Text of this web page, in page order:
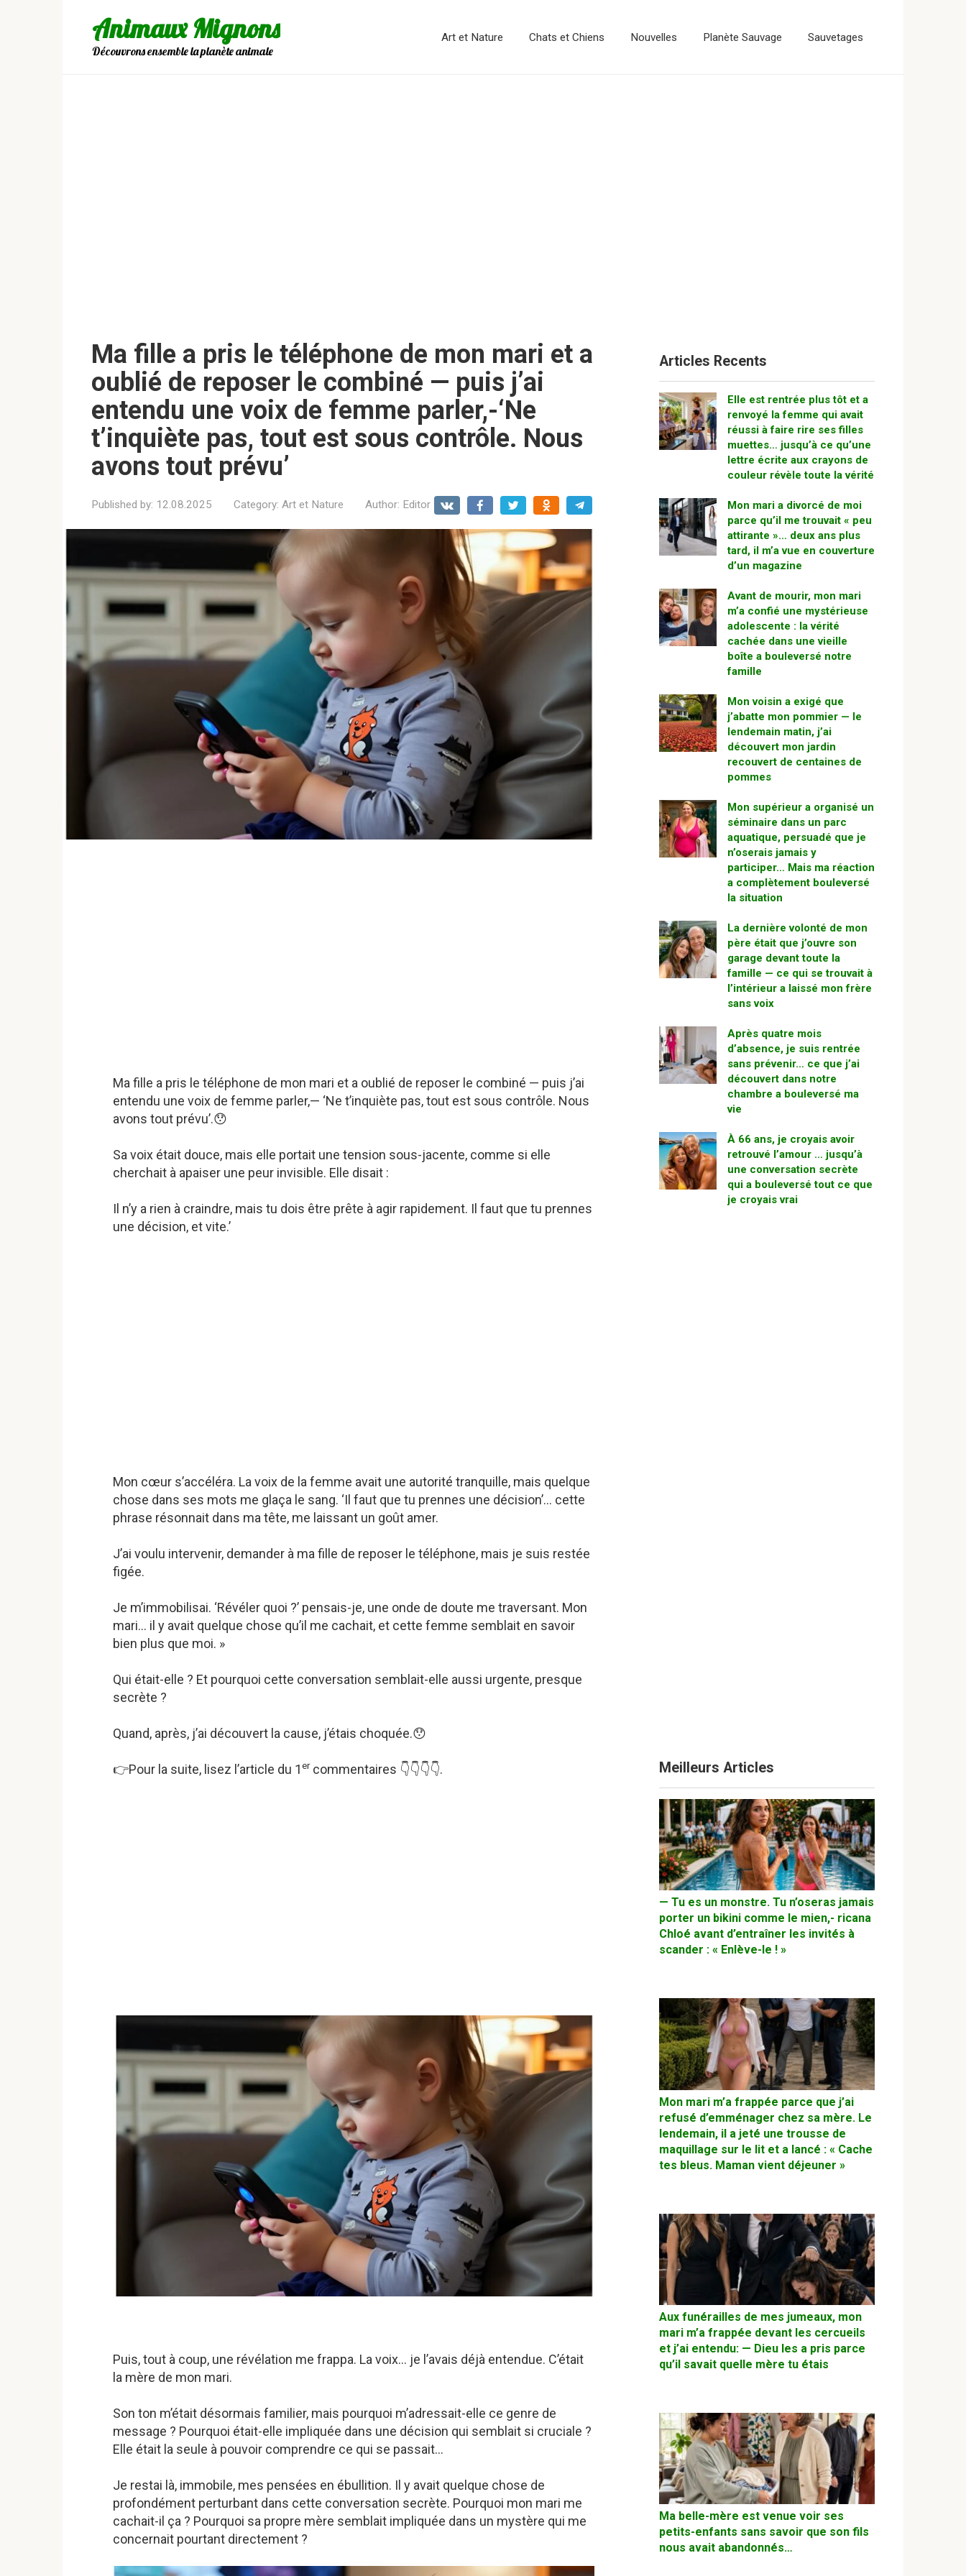
Animaux Mignons
Découvrons ensemble la planète animale
Art et Nature Chats et Chiens Nouvelles Planète Sauvage Sauvetages
Ma fille a pris le téléphone de mon mari et a
oublié de reposer le combiné — puis j’ai
entendu une voix de femme parler,-‘Ne
t’inquiète pas, tout est sous contrôle. Nous
avons tout prévu’
Published by: 12.08.2025 Category: Art et Nature Author: Editor
Ma fille a pris le téléphone de mon mari et a oublié de reposer le combiné — puis j’ai
entendu une voix de femme parler,— ‘Ne t’inquiète pas, tout est sous contrôle. Nous
avons tout prévu’.😯
Sa voix était douce, mais elle portait une tension sous-jacente, comme si elle
cherchait à apaiser une peur invisible. Elle disait :
Il n’y a rien à craindre, mais tu dois être prête à agir rapidement. Il faut que tu prennes
une décision, et vite.’
Mon cœur s’accéléra. La voix de la femme avait une autorité tranquille, mais quelque
chose dans ses mots me glaça le sang. ‘Il faut que tu prennes une décision’… cette
phrase résonnait dans ma tête, me laissant un goût amer.
J’ai voulu intervenir, demander à ma fille de reposer le téléphone, mais je suis restée
figée.
Je m’immobilisai. ‘Révéler quoi ?’ pensais-je, une onde de doute me traversant. Mon
mari… il y avait quelque chose qu’il me cachait, et cette femme semblait en savoir
bien plus que moi. »
Qui était-elle ? Et pourquoi cette conversation semblait-elle aussi urgente, presque
secrète ?
Quand, après, j’ai découvert la cause, j’étais choquée.😯
👉Pour la suite, lisez l’article du 1ercommentaires 👇👇👇👇.
Puis, tout à coup, une révélation me frappa. La voix… je l’avais déjà entendue. C’était
la mère de mon mari.
Son ton m’était désormais familier, mais pourquoi m’adressait-elle ce genre de
message ? Pourquoi était-elle impliquée dans une décision qui semblait si cruciale ?
Elle était la seule à pouvoir comprendre ce qui se passait…
Je restai là, immobile, mes pensées en ébullition. Il y avait quelque chose de
profondément perturbant dans cette conversation secrète. Pourquoi mon mari me
cachait-il ça ? Pourquoi sa propre mère semblait impliquée dans un mystère qui me
concernait pourtant directement ?
Articles Recents
Elle est rentrée plus tôt et a
renvoyé la femme qui avait
réussi à faire rire ses filles
muettes… jusqu’à ce qu’une
lettre écrite aux crayons de
couleur révèle toute la vérité
Mon mari a divorcé de moi
parce qu’il me trouvait « peu
attirante »… deux ans plus
tard, il m’a vue en couverture
d’un magazine
Avant de mourir, mon mari
m’a confié une mystérieuse
adolescente : la vérité
cachée dans une vieille
boîte a bouleversé notre
famille
Mon voisin a exigé que
j’abatte mon pommier — le
lendemain matin, j’ai
découvert mon jardin
recouvert de centaines de
pommes
Mon supérieur a organisé un
séminaire dans un parc
aquatique, persuadé que je
n’oserais jamais y
participer… Mais ma réaction
a complètement bouleversé
la situation
La dernière volonté de mon
père était que j’ouvre son
garage devant toute la
famille — ce qui se trouvait à
l’intérieur a laissé mon frère
sans voix
Après quatre mois
d’absence, je suis rentrée
sans prévenir… ce que j’ai
découvert dans notre
chambre a bouleversé ma
vie
À 66 ans, je croyais avoir
retrouvé l’amour … jusqu’à
une conversation secrète
qui a bouleversé tout ce que
je croyais vrai
Meilleurs Articles
— Tu es un monstre. Tu n’oseras jamais
porter un bikini comme le mien,- ricana
Chloé avant d’entraîner les invités à
scander : « Enlève-le ! »
Mon mari m’a frappée parce que j’ai
refusé d’emménager chez sa mère. Le
lendemain, il a jeté une trousse de
maquillage sur le lit et a lancé : « Cache
tes bleus. Maman vient déjeuner »
Aux funérailles de mes jumeaux, mon
mari m’a frappée devant les cercueils
et j’ai entendu: — Dieu les a pris parce
qu’il savait quelle mère tu étais
Ma belle-mère est venue voir ses
petits-enfants sans savoir que son fils
nous avait abandonnés…